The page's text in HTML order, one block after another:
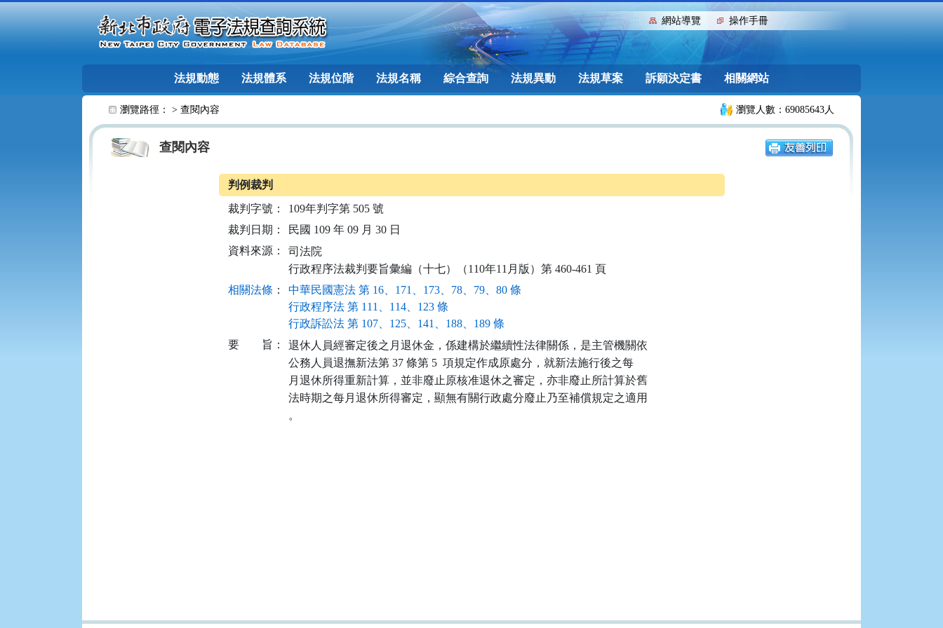
::: 網站導覽 操作手冊
法規動態 法規體系 法規位階 法規名稱 綜合查詢 法規異動 法規草案 訴願決定書 相關網站
瀏覽路徑： > 查閱內容 瀏覽人數：69085643人
查閱內容
判例裁判
裁判字號：
109年判字第 505 號
裁判日期：
民國 109 年 09 月 30 日
資料來源：
司法院
行政程序法裁判要旨彙編（十七）（110年11月版）第 460-461 頁
相關法條 ：
中華民國憲法 第 16、171、173、78、79、80 條
行政程序法 第 111、114、123 條
行政訴訟法 第 107、125、141、188、189 條
要
旨：
退休人員經審定後之月退休金，係建構於繼續性法律關係，是主管機關依
公務人員退撫新法第 37 條第 5  項規定作成原處分，就新法施行後之每
月退休所得重新計算，並非廢止原核准退休之審定，亦非廢止所計算於舊
法時期之每月退休所得審定，顯無有關行政處分廢止乃至補償規定之適用
。